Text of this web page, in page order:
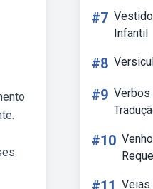
#7
Infantil
#8
#9 Verbos
#10
Veias